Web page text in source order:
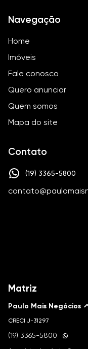
Navegação
Home
Imóveis
Fale conosco
Quero anunciar
Quem somos
Mapa do site
Contato
(19) 3365-5800
Matriz
Paulo Mais Negócios
CRECI J-31297
(19) 3365-5800